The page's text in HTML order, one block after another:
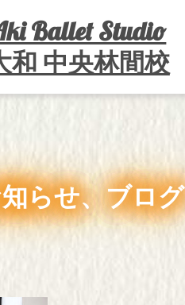
Ballet Studio
和 中央林間校
らせ、ブログ